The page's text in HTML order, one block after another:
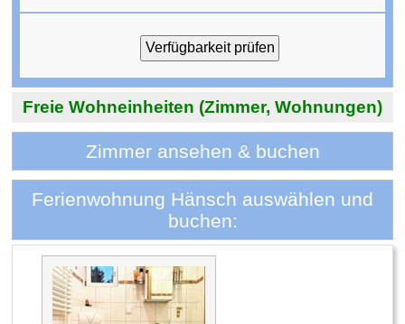
Freie Wohneinheiten (Zimmer, Wohnungen)
Zimmer ansehen & buchen
Ferienwohnung Hänsch auswählen und
buchen: